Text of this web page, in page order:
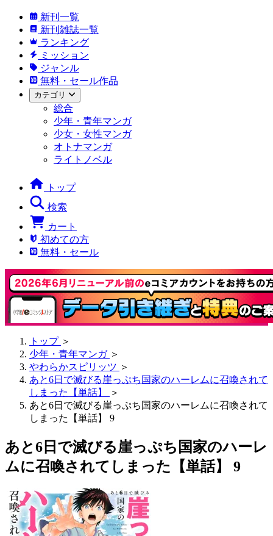
新刊一覧
新刊雑誌一覧
ランキング
ミッション
ジャンル
無料・セール作品
カテゴリ
総合
少年・青年マンガ
少女・女性マンガ
オトナマンガ
ライトノベル
トップ
検索
カート
初めての方
無料・セール
トップ ＞
少年・青年マンガ ＞
やわらかスピリッツ ＞
あと6日で滅びる崖っぷち国家のハーレムに召喚されて
しまった【単話】
＞
あと6日で滅びる崖っぷち国家のハーレムに召喚されて
しまった【単話】 9
あと6日で滅びる崖っぷち国家のハーレ
ムに召喚されてしまった【単話】 9